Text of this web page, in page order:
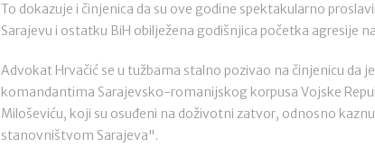
To dokazuje i činjenica da su ove godine spektakularno
Sarajevu i ostatku BiH obilježena godišnjica početka agresije
Advokat Hrvačić se u tužbama stalno pozivao na činjenicu da
komandantima Sarajevsko-romanijskog korpusa Vojske
Miloševiću, koji su osuđeni na doživotni zatvor, odnosno
stanovništvom Sarajeva".